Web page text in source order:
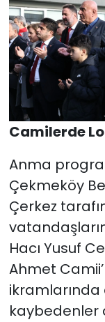
Camilerde
Anma
Çekmeköy
Çerkez
Hacı Yusuf
Ahmet
ikramlarında
kaybedenler